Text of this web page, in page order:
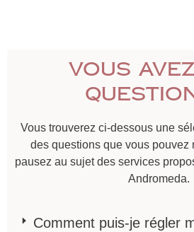
Vous
Vous trouverez ci-dessous une
des questions que vous pouvez
pausez au sujet des services
Andromeda.
Comment puis-je régler